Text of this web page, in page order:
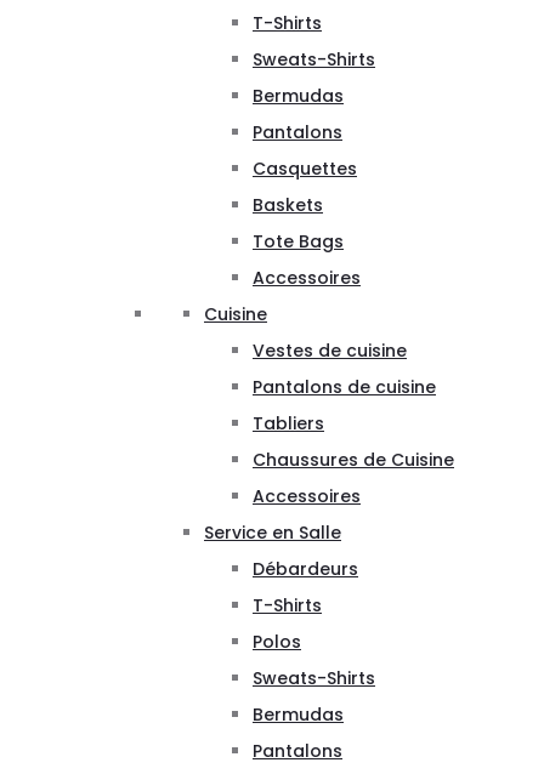
T-Shirts
Sweats-Shirts
Bermudas
Pantalons
Casquettes
Baskets
Tote Bags
Accessoires
Cuisine
Vestes de cuisine
Pantalons de cuisine
Tabliers
Chaussures de Cuisine
Accessoires
Service en Salle
Débardeurs
T-Shirts
Polos
Sweats-Shirts
Bermudas
Pantalons